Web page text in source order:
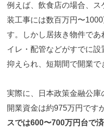
例えば、飲食店の場合、
装工事には数百万円〜
す。しかし居抜き物件であ
イレ・配管などがすでに
抑えられ、短期間で開業で
実際に、日本政策金融公
開業資金は約975万円です
スでは600〜700万円台で